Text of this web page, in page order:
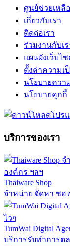
ศูนย์ช่วยเหลือ
เกี่ยวกับเรา
ติดต่อเรา
ร่วมงานกับเร
แผนผังเว็บไซ
ตั้งค่าความเ
นโยบายควา
นโยบายคุกกี้
บริการของเรา
Thaiware Shop
จำหน่าย จัดหา ซอ
TumWai Digital
บริการรับทำการต